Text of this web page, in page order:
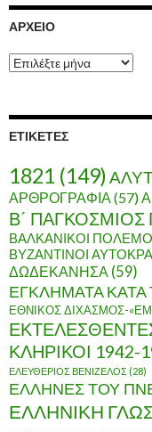
ΑΡΧΕΊΟ
Α
ρ
ο
ΕΤΙΚΈΤΕΣ
1821 (149)
ΑΡΘΡΟΓΡΑΦΙΑ (57)
Β΄
ΒΑΛΚΑΝΙΚΟΙ
ΒΥΖΑΝΤΙΝΟΙ
ΔΩΔΕΚΑΝΗΣΑ (59)
ΕΓΚΛΗΜΑΤΑ
ΕΘΝΙΚΟΣ ΔΙΧΑΣΜΟΣ-
ΚΛΗΡΙΚΟΙ 1942-
ΕΛΕΥΘΕΡΙΟΣ ΒΕΝΙΖΕΛΟΣ (28)
ΕΛΛΗΝΕΣ ΤΟΥ
ΕΛΛΗΝΙΚΗ